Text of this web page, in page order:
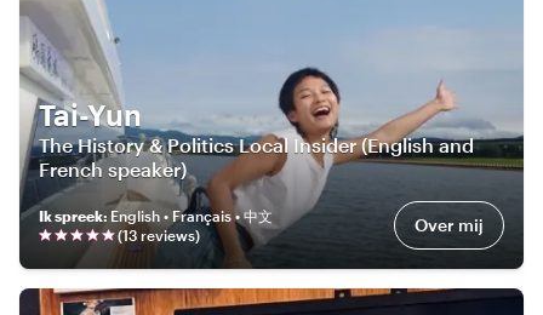
Tai-Yun
The History & Politics Local Insider (English and
French speaker)
Ik spreek: English • Français • 中文
(13 reviews) Over mij